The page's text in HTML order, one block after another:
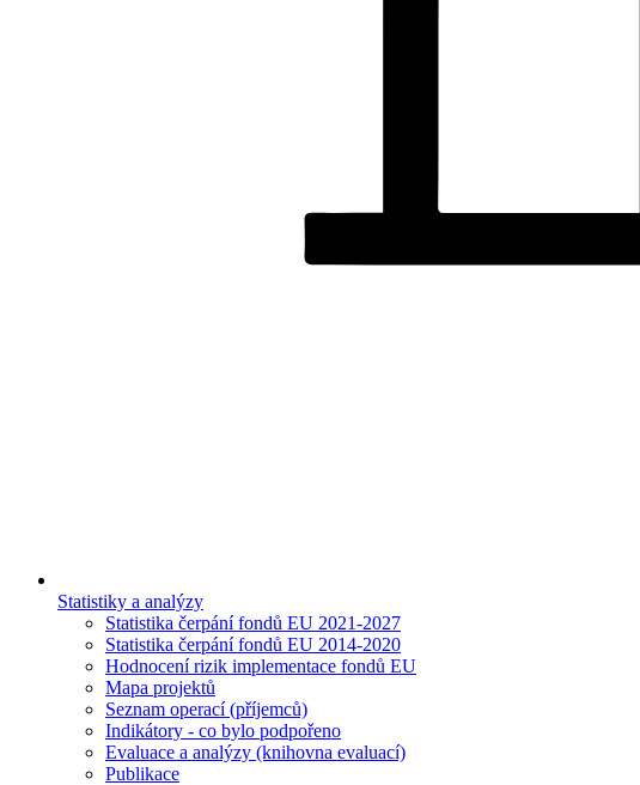
Statistiky a analýzy
Statistika čerpání fondů EU 2021-2027
Statistika čerpání fondů EU 2014-2020
Hodnocení rizik implementace fondů EU
Mapa projektů
Seznam operací (příjemců)
Indikátory - co bylo podpořeno
Evaluace a analýzy (knihovna evaluací)
Publikace